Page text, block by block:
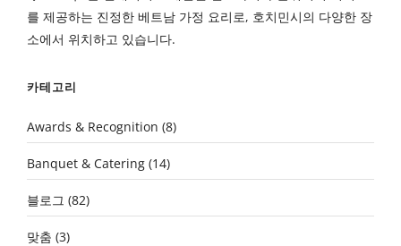
를 제공하는 진정한 베트남 가정 요리로, 호치민시의 다양한 장
소에서 위치하고 있습니다.
카테고리
Awards & Recognition (8)
Banquet & Catering (14)
블로그 (82)
맞춤 (3)